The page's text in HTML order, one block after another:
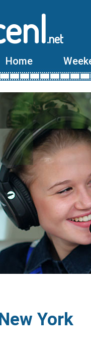
.net
Home
York